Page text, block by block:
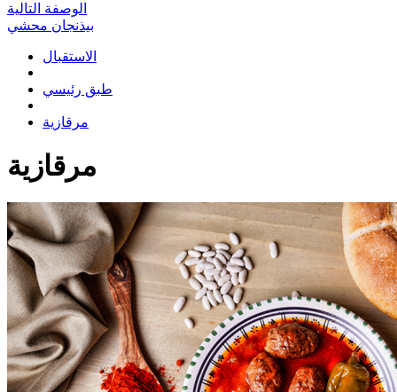
الوصفة التالية
بيذنجان محشي
الاستقبال
طبق رئيسي
مرقازية
مرقازية